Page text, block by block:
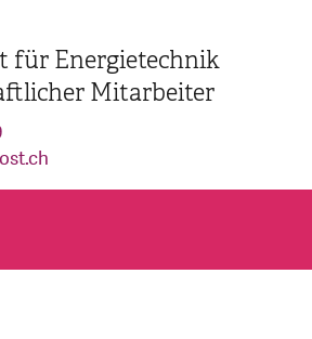
für Energietechnik
Mitarbeiter
ost.ch